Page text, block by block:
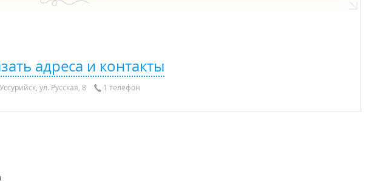
адреса и контакты
Уссурийск, ул. Русская, 8 1 телефон